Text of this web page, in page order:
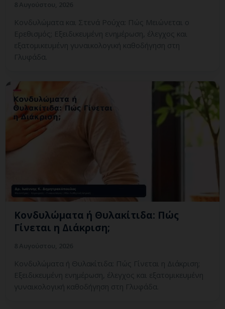
Κονδυλώματα και Στενά Ρούχα: Πώς Μειώνεται ο
Ερεθισμός; Εξειδικευμένη ενημέρωση, έλεγχος και
εξατομικευμένη γυναικολογική καθοδήγηση στη
Γλυφάδα.
Κονδυλώματα ή Θυλακίτιδα: Πώς
Γίνεται η Διάκριση;
Κονδυλώματα ή Θυλακίτιδα: Πώς Γίνεται η Διάκριση;
Εξειδικευμένη ενημέρωση, έλεγχος και εξατομικευμένη
γυναικολογική καθοδήγηση στη Γλυφάδα.